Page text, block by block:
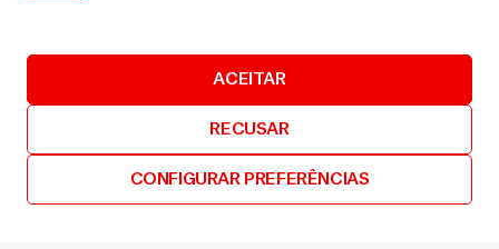
ACEITAR
RECUSAR
CONFIGURAR PREFERÊNCIAS